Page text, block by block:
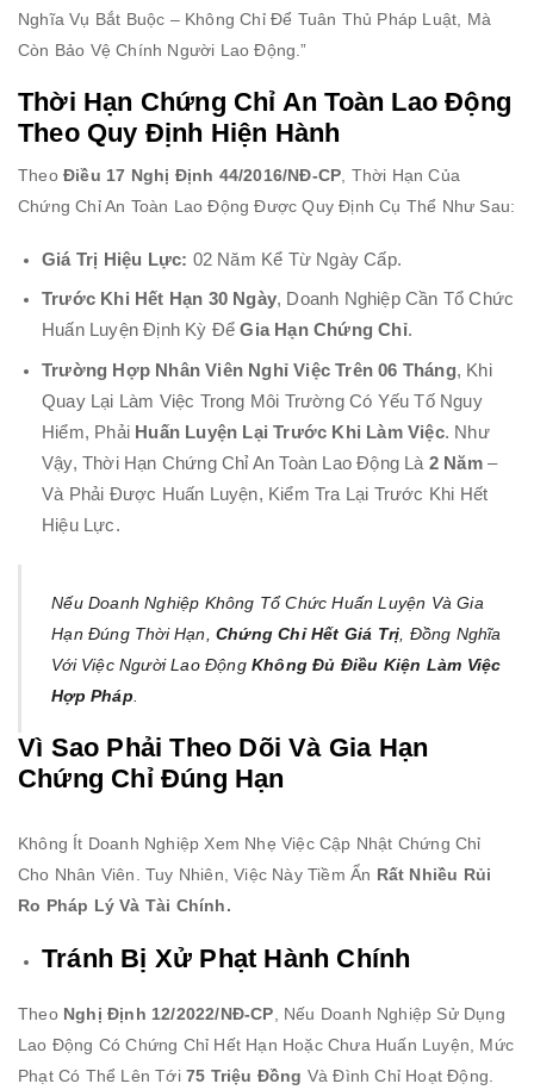
Nghĩa Vụ Bắt Buộc – Không Chỉ Để Tuân Thủ Pháp Luật, Mà
Còn Bảo Vệ Chính Người Lao Động.”
Thời Hạn Chứng Chỉ An Toàn Lao Động
Theo Quy Định Hiện Hành
Theo Điều 17 Nghị Định 44/2016/NĐ-CP, Thời Hạn Của
Chứng Chỉ An Toàn Lao Động Được Quy Định Cụ Thể Như Sau:
Giá Trị Hiệu Lực: 02 Năm Kể Từ Ngày Cấp.
Trước Khi Hết Hạn 30 Ngày, Doanh Nghiệp Cần Tổ Chức
Huấn Luyện Định Kỳ ĐểGia Hạn Chứng Chỉ.
Trường Hợp Nhân Viên Nghỉ Việc Trên 06 Tháng, Khi
Quay Lại Làm Việc Trong Môi Trường Có Yếu Tố Nguy
Hiểm, Phải Huấn Luyện Lại Trước Khi Làm Việc. Như
Vậy, Thời Hạn Chứng Chỉ An Toàn Lao Động Là 2 Năm–
Và Phải Được Huấn Luyện, Kiểm Tra Lại Trước Khi Hết
Hiệu Lực.
Nếu Doanh Nghiệp Không Tổ Chức Huấn Luyện Và Gia
Hạn Đúng Thời Hạn, Chứng Chỉ Hết Giá Trị , Đồng Nghĩa
Với Việc Người Lao Động Không Đủ Điều Kiện Làm Việc
Hợp Pháp
Vì Sao Phải Theo Dõi Và Gia Hạn
Chứng Chỉ Đúng Hạn
Không Ít Doanh Nghiệp Xem Nhẹ Việc Cập Nhật Chứng Chỉ
Cho Nhân Viên. Tuy Nhiên, Việc Này Tiềm Ẩn Rất Nhiều Rủi
Ro Pháp Lý Và Tài Chính.
Tránh Bị Xử Phạt Hành Chính
Theo Nghị Định 12/2022/NĐ-CP , Nếu Doanh Nghiệp Sử Dụng
Lao Động Có Chứng Chỉ Hết Hạn Hoặc Chưa Huấn Luyện, Mức
Phạt Có Thể Lên Tới 75 Triệu Đồng Và Đình Chỉ Hoạt Động.